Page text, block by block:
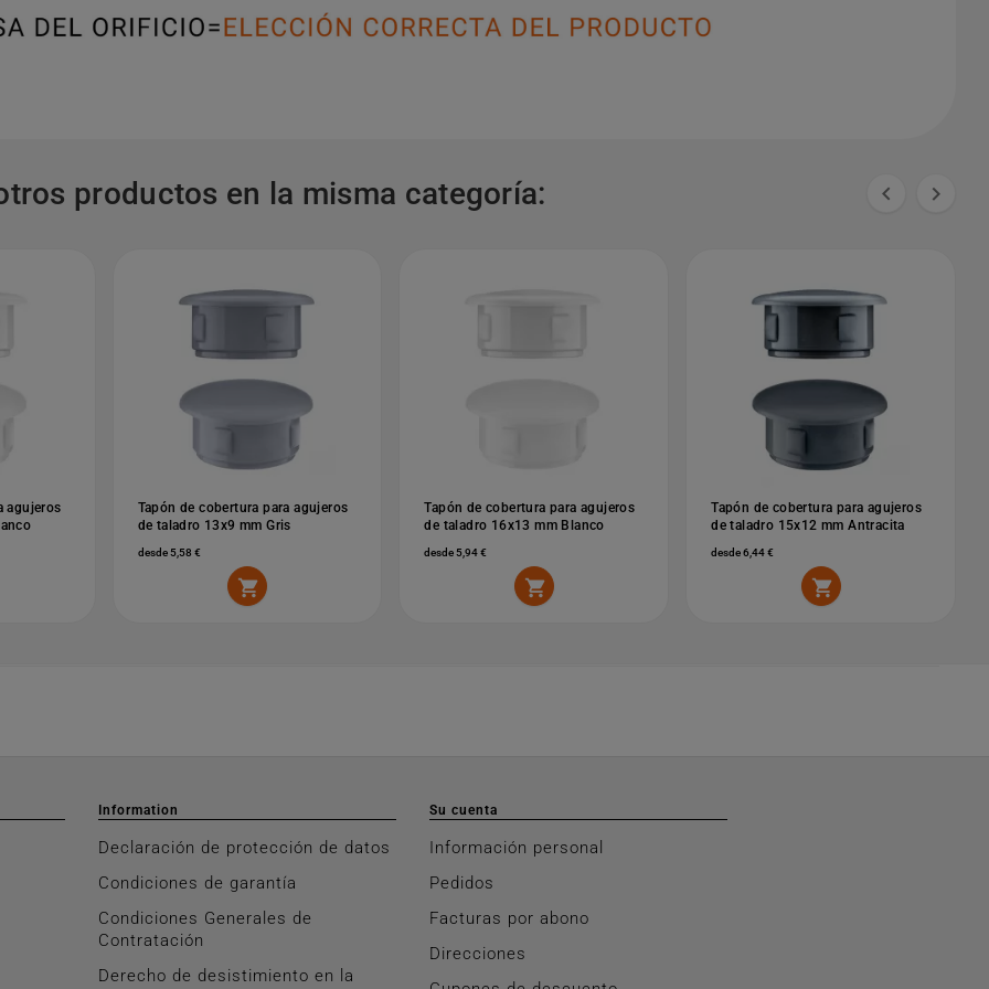
productos en la misma categoría:  
agujeros
Tapón de cobertura para agujeros
de taladro 13x9 mm Gris
desde 5,58 €

Tapón de cobertura para agujeros
de taladro 16x13 mm Blanco
desde 5,94 €

Tapón de cobertura para agujeros
de taladro 15x12 mm Antracita
desde 6,44 €

Information
Declaración de protección de datos
Condiciones de garantía
Condiciones Generales de
Contratación
Derecho de desistimiento en la
Su cuenta
Información personal
Pedidos
Facturas por abono
Direcciones